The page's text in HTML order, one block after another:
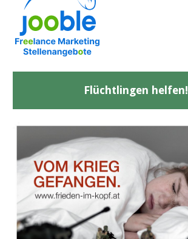
Flüchtlingen helfen!